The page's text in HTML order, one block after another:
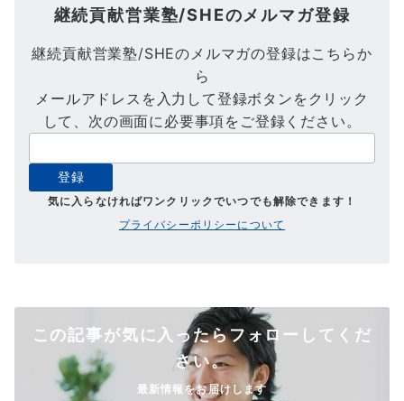
継続貢献営業塾/SHEのメルマガ登録
継続貢献営業塾/SHEのメルマガの登録はこちらか
ら
メールアドレスを入力して登録ボタンをクリック
して、次の画面に必要事項をご登録ください。
気に入らなければワンクリックでいつでも解除できます！
プライバシーポリシーについて
この記事が気に入ったらフォローしてくだ
さい。
最新情報をお届けします